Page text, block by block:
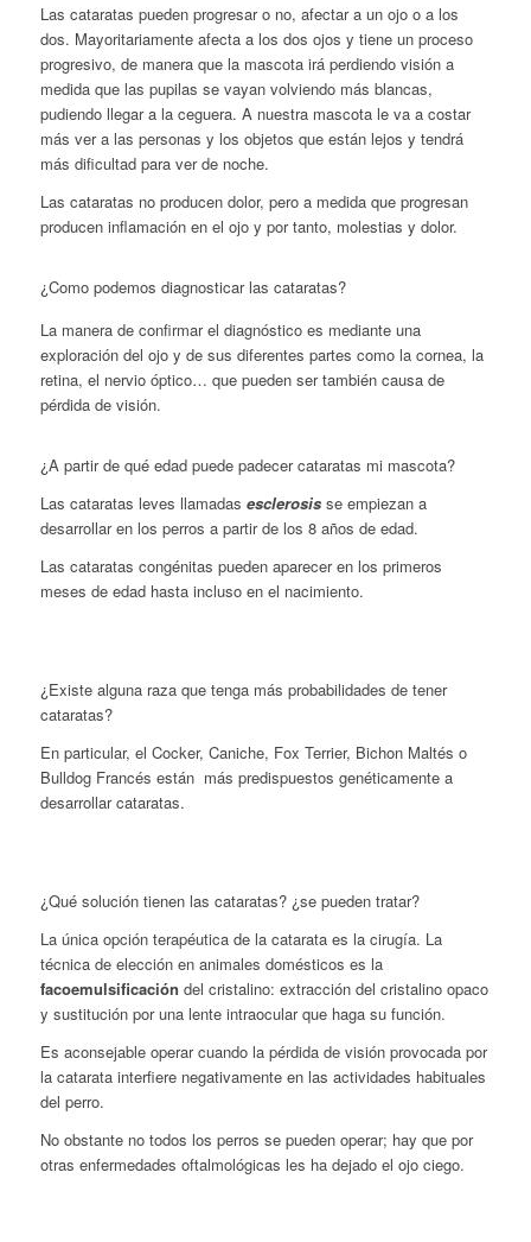
Las cataratas pueden progresar o no, afectar a un ojo o a los
dos. Mayoritariamente afecta a los dos ojos y tiene un proceso
progresivo, de manera que la mascota irá perdiendo visión a
medida que las pupilas se vayan volviendo más blancas,
pudiendo llegar a la ceguera. A nuestra mascota le va a costar
más ver a las personas y los objetos que están lejos y tendrá
más dificultad para ver de noche.
Las cataratas no producen dolor, pero a medida que progresan
producen inflamación en el ojo y por tanto, molestias y dolor.
¿Como podemos diagnosticar las cataratas?
La manera de confirmar el diagnóstico es mediante una
exploración del ojo y de sus diferentes partes como la cornea, la
retina, el nervio óptico… que pueden ser también causa de
pérdida de visión.
¿A partir de qué edad puede padecer cataratas mi mascota?
Las cataratas leves llamadas esclerosisse empiezan a
desarrollar en los perros a partir de los 8 años de edad.
Las cataratas congénitas pueden aparecer en los primeros
meses de edad hasta incluso en el nacimiento.
¿Existe alguna raza que tenga más probabilidades de tener
cataratas?
En particular, el Cocker, Caniche, Fox Terrier, Bichon Maltés o
Bulldog Francés están más predispuestos genéticamente a
desarrollar cataratas.
¿Qué solución tienen las cataratas? ¿se pueden tratar?
La única opción terapéutica de la catarata es la cirugía. La
técnica de elección en animales domésticos es la
facoemulsificación del cristalino: extracción del cristalino opaco
y sustitución por una lente intraocular que haga su función.
Es aconsejable operar cuando la pérdida de visión provocada por
la catarata interfiere negativamente en las actividades habituales
del perro.
No obstante no todos los perros se pueden operar; hay que por
otras enfermedades oftalmológicas les ha dejado el ojo ciego.